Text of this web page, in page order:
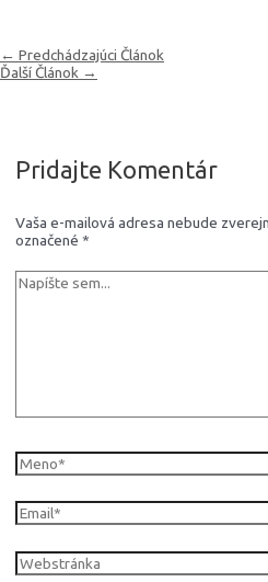
Navigácia
v
← Predchádzajúci Článok
Ďalší Článok →
Pridajte Komentár
Vaša e-mailová adresa nebude
označené *
Napíšte
sem...
Meno*
Email*
Webstránka